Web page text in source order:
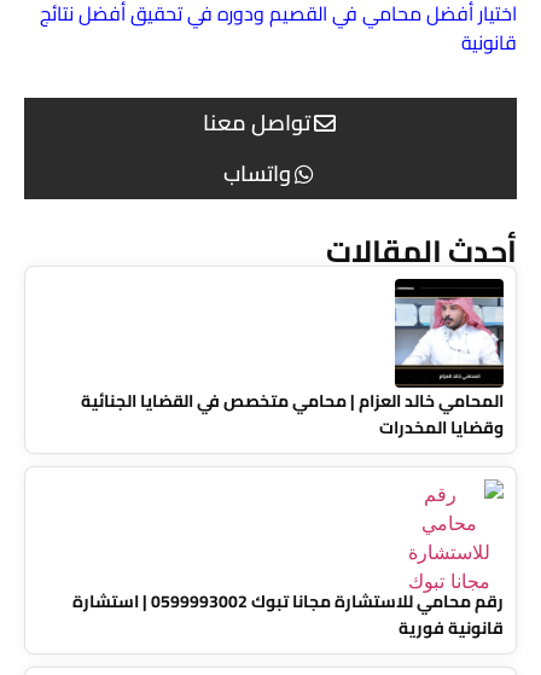
تواصل معنا
واتساب
أحدث المقالات
المحامي خالد العزام | محامي متخصص في القضايا الجنائية
وقضايا المخدرات
رقم محامي للاستشارة مجانا تبوك 0599993002 | استشارة
قانونية فورية
اختيار أفضل محامي في القصيم ودوره في تحقيق أفضل نتائج
قانونية